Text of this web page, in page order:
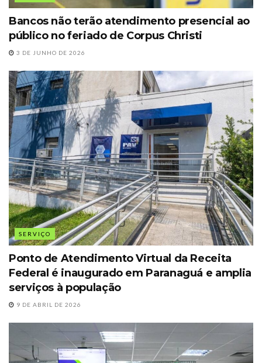
Bancos não terão atendimento presencial ao
público no feriado de Corpus Christi
3 DE JUNHO DE 2026
SERVIÇO
Ponto de Atendimento Virtual da Receita
Federal é inaugurado em Paranaguá e amplia
serviços à população
9 DE ABRIL DE 2026